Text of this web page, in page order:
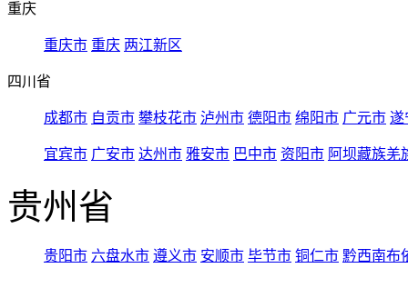
重庆
重庆市 重庆 两江新区
四川省
成都市 自贡市 攀枝花市 泸州市 德阳市 绵阳市 广元市 遂
宜宾市 广安市 达州市 雅安市 巴中市 资阳市 阿坝藏族羌
贵州省
贵阳市 六盘水市 遵义市 安顺市 毕节市 铜仁市 黔西南布